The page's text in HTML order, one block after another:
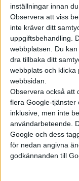
inställningar innan
Observera att viss
inte kräver ditt
uppgiftsbehandling.
webbplatsen. Du
dra tillbaka ditt
webbplats och
webbsidan.
Observera också att
flera Google-tjänster
inklusive, men inte
användarbeteende.
Google och dess
för nedan angivna
godkännanden till
Mest lästa
7 aug 2026
Studie:
5 aug 2026
Uppgift: då kommer
7 aug 2026
EU-plan: V2G-krav
6 aug 2026
Säljstart för
6 aug 2026